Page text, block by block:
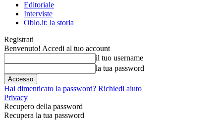
Editoriale
Interviste
Oblo.it: la storia
Registrati
Benvenuto! Accedi al tuo account
il tuo username
la tua password
Hai dimenticato la password? Richiedi aiuto
Privacy
Recupero della password
Recupera la tua password